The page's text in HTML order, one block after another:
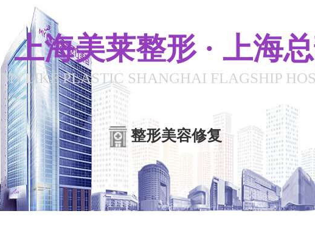
上海美莱整形 · 上海
MYLIKE PLASTIC SHANGHAI FLAGSHIP
整形美容修复